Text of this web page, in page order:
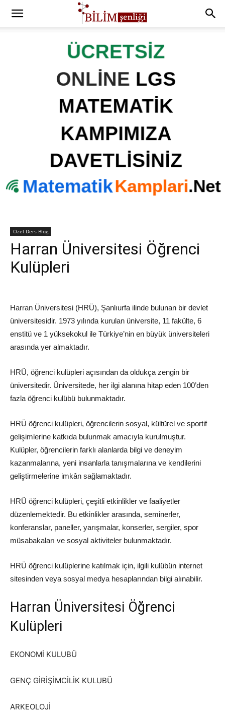
Özel Ders Blog
Harran Üniversitesi Öğrenci
Kulüpleri
Harran Üniversitesi (HRÜ), Şanlıurfa ilinde bulunan bir devlet
üniversitesidir. 1973 yılında kurulan üniversite, 11 fakülte, 6
enstitü ve 1 yüksekokul ile Türkiye’nin en büyük üniversiteleri
arasında yer almaktadır.
HRÜ, öğrenci kulüpleri açısından da oldukça zengin bir
üniversitedir. Üniversitede, her ilgi alanına hitap eden 100’den
fazla öğrenci kulübü bulunmaktadır.
HRÜ öğrenci kulüpleri, öğrencilerin sosyal, kültürel ve sportif
gelişimlerine katkıda bulunmak amacıyla kurulmuştur.
Kulüpler, öğrencilerin farklı alanlarda bilgi ve deneyim
kazanmalarına, yeni insanlarla tanışmalarına ve kendilerini
geliştirmelerine imkân sağlamaktadır.
HRÜ öğrenci kulüpleri, çeşitli etkinlikler ve faaliyetler
düzenlemektedir. Bu etkinlikler arasında, seminerler,
konferanslar, paneller, yarışmalar, konserler, sergiler, spor
müsabakaları ve sosyal aktiviteler bulunmaktadır.
HRÜ öğrenci kulüplerine katılmak için, ilgili kulübün internet
sitesinden veya sosyal medya hesaplarından bilgi alınabilir.
Harran Üniversitesi Öğrenci
Kulüpleri
EKONOMİ KULUBÜ
GENÇ GİRİŞİMCİLİK KULUBÜ
ARKEOLOJİ